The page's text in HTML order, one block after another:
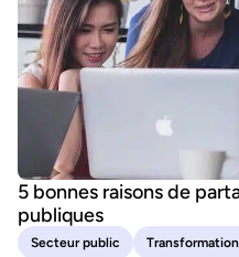
5 bonnes raisons de
publiques
Secteur public